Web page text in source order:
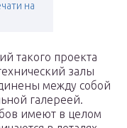
на
такого проекта
залы
между собой
галереей.
имеют в целом